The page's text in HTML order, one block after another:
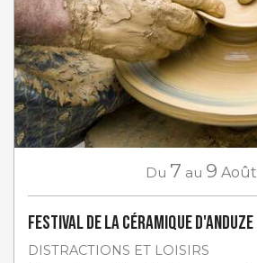
Du 7 au 9 Août
Festival de la céramique d'Anduze
DISTRACTIONS ET LOISIRS